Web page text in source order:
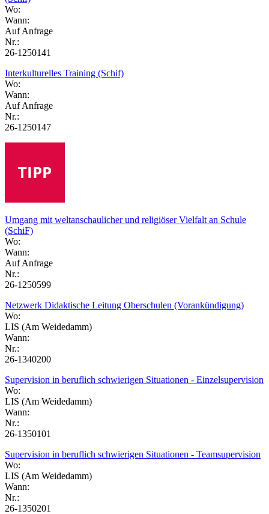
Wo:
Wann:
Auf Anfrage
Nr.:
26-1250141
Interkulturelles Training (Schif)
Wo:
Wann:
Auf Anfrage
Nr.:
26-1250147
Umgang mit weltanschaulicher und religiöser Vielfalt an Schule
(SchiF)
Wo:
Wann:
Auf Anfrage
Nr.:
26-1250599
Netzwerk Didaktische Leitung Oberschulen (Vorankündigung)
Wo:
LIS (Am Weidedamm)
Wann:
Nr.:
26-1340200
Supervision in beruflich schwierigen Situationen - Einzelsupervision
Wo:
LIS (Am Weidedamm)
Wann:
Nr.:
26-1350101
Supervision in beruflich schwierigen Situationen - Teamsupervision
Wo:
LIS (Am Weidedamm)
Wann:
Nr.:
26-1350201